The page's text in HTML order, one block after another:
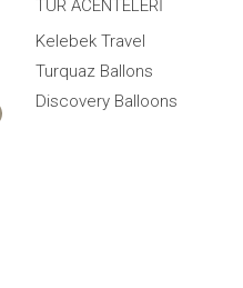
TUR ACENTELERI
Kelebek Travel
Turquaz Ballons
Discovery Balloons